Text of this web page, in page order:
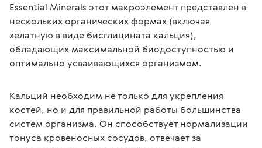
Essential Minerals этот макроэлемент представлен в
нескольких органических формах (включая
хелатную в виде бисглицината кальция),
обладающих максимальной биодоступностью и
оптимально усваивающихся организмом.
Кальций необходим не только для укрепления
костей, но и для правильной работы большинства
систем организма. Он способствует нормализации
тонуса кровеносных сосудов, отвечает за